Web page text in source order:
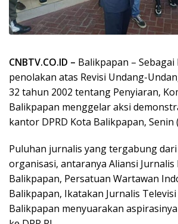
CNBTV.CO.ID – Balikpapan –
penolakan atas Revisi Undang-
32 tahun 2002 tentang Penyiaran,
Balikpapan menggelar aksi
kantor DPRD Kota Balikpapan, Senin
Puluhan jurnalis yang tergabung
organisasi, antaranya Aliansi Jurnalis
Balikpapan, Persatuan Wartawan
Balikpapan, Ikatakan Jurnalis
Balikpapan menyuarakan